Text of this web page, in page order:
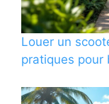
Louer un
pratiques pour